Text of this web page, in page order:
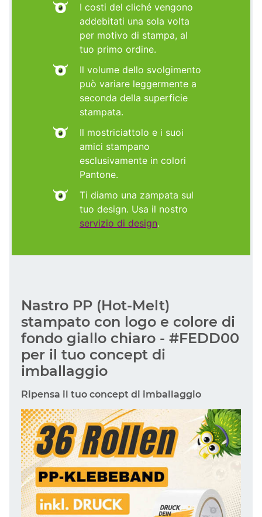
I costi del cliché vengono
addebitati una sola volta
per motivo di stampa, al
tuo primo ordine.
Il volume dello svolgimento
può variare leggermente a
seconda della superficie
stampata.
Il mostriciattolo e i suoi
amici stampano
esclusivamente in colori
Pantone.
Ti diamo una zampata sul
tuo design. Usa il nostro
servizio di design.
Nastro PP (Hot-Melt)
stampato con logo e colore di
fondo giallo chiaro - #FEDD00
per il tuo concept di
imballaggio
Ripensa il tuo concept di imballaggio